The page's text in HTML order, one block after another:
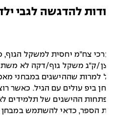
להדגשה לגבי ילדים
צח"מ יחסית למשקל הגוף, כפי
ק"ג משקל גוף/דקה לא משתנים
למרות שההישגים במבחני מאמץ
ביפ עולים עם הגיל. כאשר רוצים
ההישגים של תלמידים לאורך
הספר, כדאי להשתמש במבחן ביפ ,